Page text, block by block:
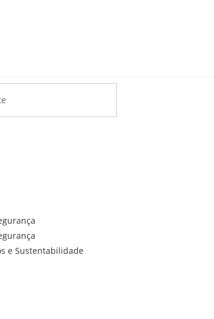
e Sustentabilidade